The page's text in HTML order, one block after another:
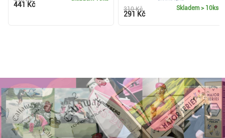
441 Kč Skladem> 10ks
310 Kč
291 Kč